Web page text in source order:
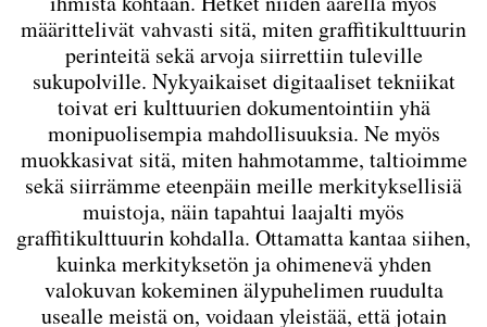
määrittelivät vahvasti sitä, miten graffitikulttuurin
perinteitä sekä arvoja siirrettiin tuleville
sukupolville. Nykyaikaiset digitaaliset tekniikat
toivat eri kulttuurien dokumentointiin yhä
monipuolisempia mahdollisuuksia. Ne myös
muokkasivat sitä, miten hahmotamme, taltioimme
sekä siirrämme eteenpäin meille merkityksellisiä
muistoja, näin tapahtui laajalti myös
graffitikulttuurin kohdalla. Ottamatta kantaa siihen,
kuinka merkityksetön ja ohimenevä yhden
valokuvan kokeminen älypuhelimen ruudulta
usealle meistä on, voidaan yleistää, että jotain